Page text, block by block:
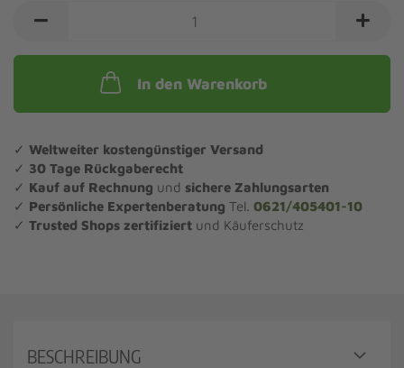
In den Warenkorb
✓ Weltweiter kostengünstiger Versand
✓ 30 Tage Rückgaberecht
✓ Kauf auf Rechnung und sichere Zahlungsarten
✓ Persönliche Expertenberatung Tel. 0621/405401-10
✓ Trusted Shops zertifiziert und Käuferschutz
BESCHREIBUNG